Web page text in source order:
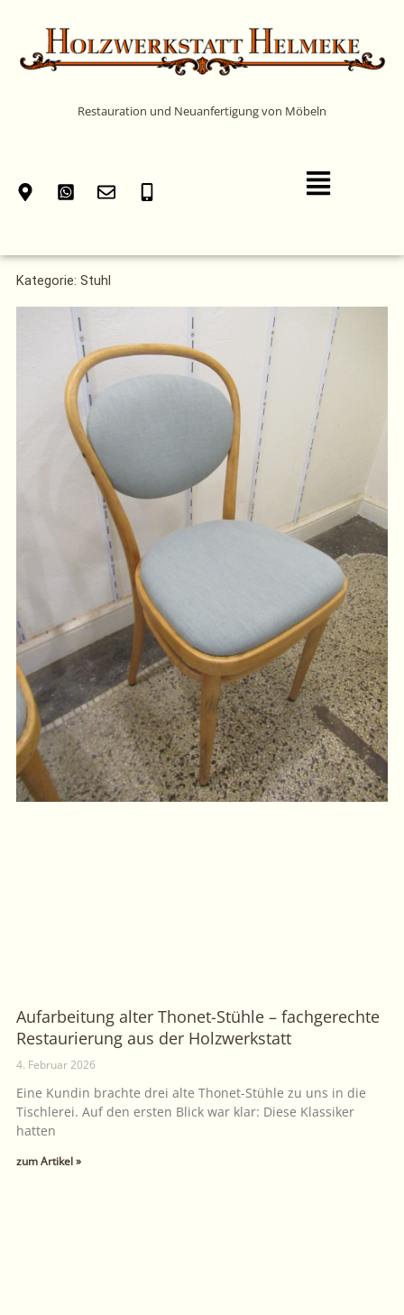
springen
Restauration und Neuanfertigung von Möbeln
Main
Menu
Kategorie: Stuhl
Aufarbeitung alter Thonet-Stühle – fachgerechte
Restaurierung aus der Holzwerkstatt
4. Februar 2026
Eine Kundin brachte drei alte Thonet-Stühle zu uns in die
Tischlerei. Auf den ersten Blick war klar: Diese Klassiker
hatten
zum Artikel »
Seite